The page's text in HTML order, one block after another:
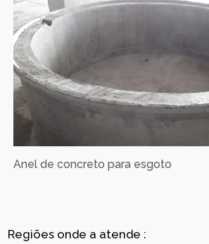
Anel de concreto para esgoto
Regiões onde a atende :